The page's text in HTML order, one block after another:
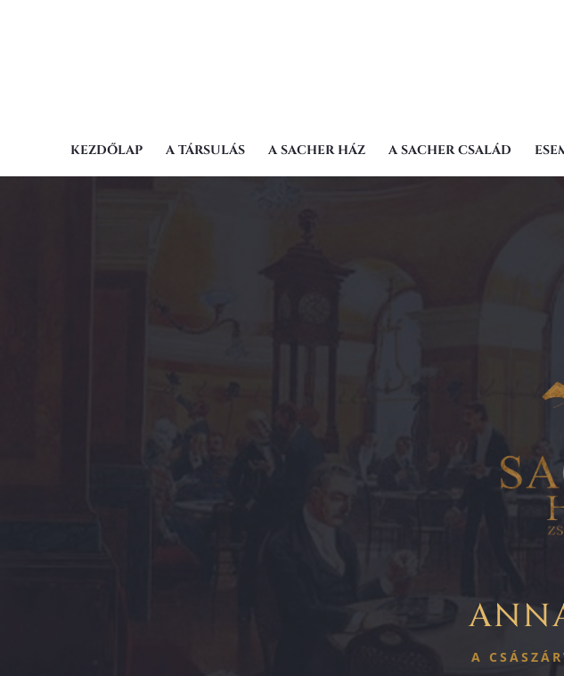
KEZDŐLAP A TÁRSULÁS A SACHER HÁZ A SACHER CSALÁD
A